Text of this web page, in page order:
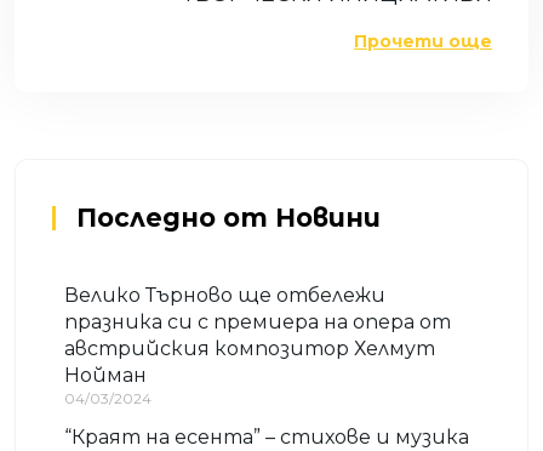
Прочети още
Последно от Новини
Велико Търново ще отбележи
празника си с премиера на опера от
австрийския композитор Хелмут
Нойман
04/03/2024
“Краят на есента” – стихове и музика